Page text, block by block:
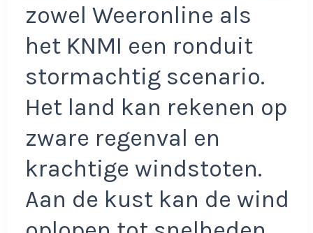
zowel Weeronline als
het KNMI een ronduit
stormachtig scenario.
Het land kan rekenen op
zware regenval en
krachtige windstoten.
Aan de kust kan de wind